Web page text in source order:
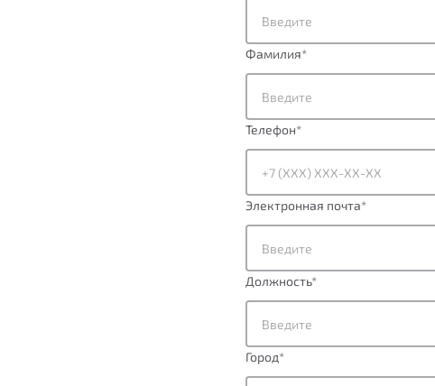
Фамилия*
Телефон*
Электронная почта*
Должность*
Город*